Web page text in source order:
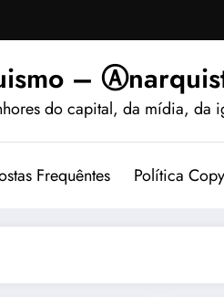
–
do capital, da mídia, da
Frequêntes Política